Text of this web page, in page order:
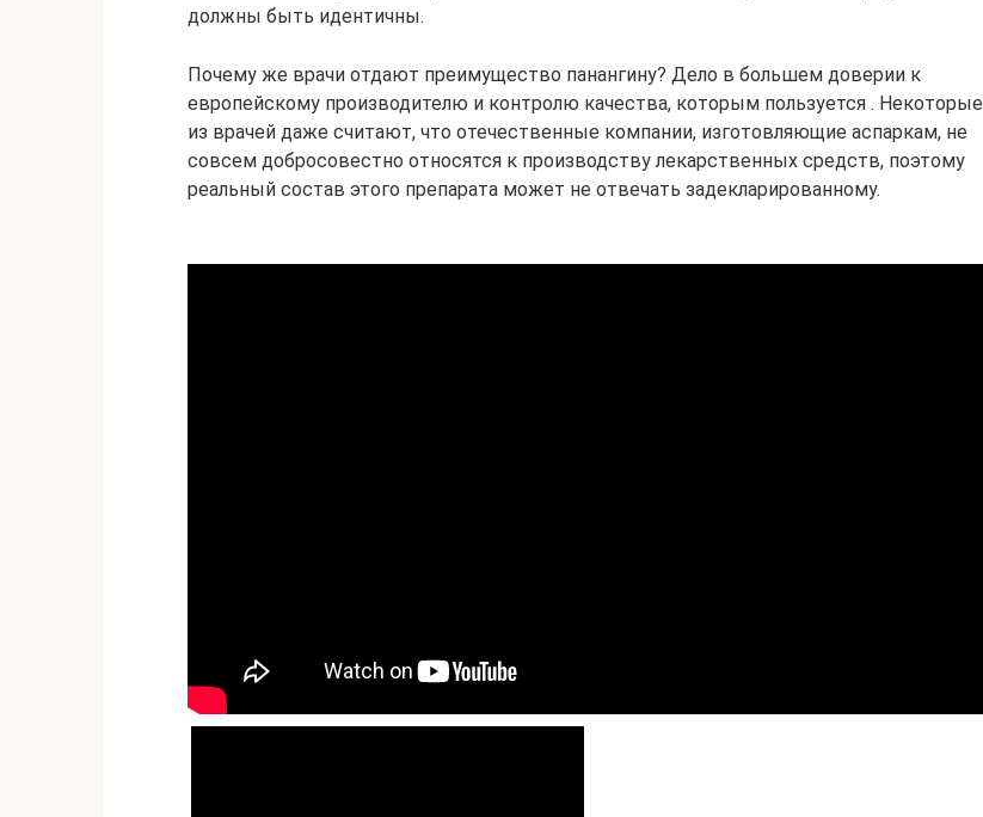
должны быть идентичны.
Почему же врачи отдают преимущество панангину? Дело в большем доверии к
европейскому производителю и контролю качества, которым пользуется . Некоторые
из врачей даже считают, что отечественные компании, изготовляющие аспаркам, не
совсем добросовестно относятся к производству лекарственных средств, поэтому
реальный состав этого препарата может не отвечать задекларированному.